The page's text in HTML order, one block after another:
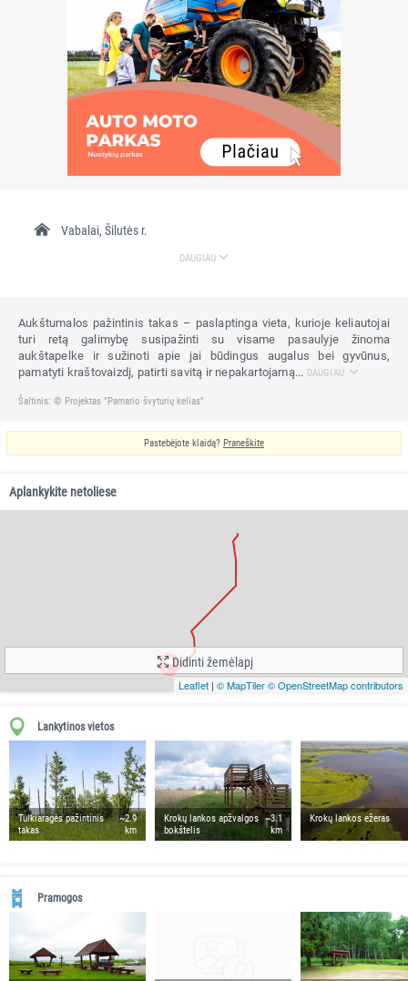
Aukštumalos pažintinis takas – paslaptinga vieta, kurioje keliautojai
turi retą galimybę susipažinti su visame pasaulyje žinoma
aukštapelke ir sužinoti apie jai būdingus augalus bei gyvūnus,
pamatyti kraštovaizdį, patirti savitą ir nepakartojamą... DAUGIAU
Šaltinis: © Projektas "Pamario švyturių kelias"
Pastebėjote klaidą? Praneškite
Aplankykite netoliese
Leaflet | © MapTiler© OpenStreetMap contributors
Didinti žemėlapį
Lankytinos vietos
Tulkiaragės pažintinis
takas
~2.9
km
Krokų lankos apžvalgos
bokštelis
~3.1
km
Krokų lankos ežeras
Pramogos
Vabalai, Šilutės r.
DAUGIAU